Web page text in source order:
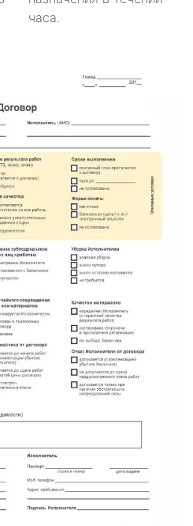
часа.